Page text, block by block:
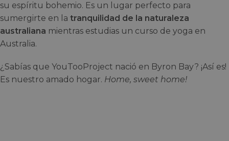
su espíritu bohemio. Es un lugar perfecto para
sumergirte en la tranquilidad de la naturaleza
australiana mientras estudias un curso de yoga en
Australia.
¿Sabías que YouTooProject nació en Byron Bay? ¡Así es!
Es nuestro amado hogar. Home, sweet home!